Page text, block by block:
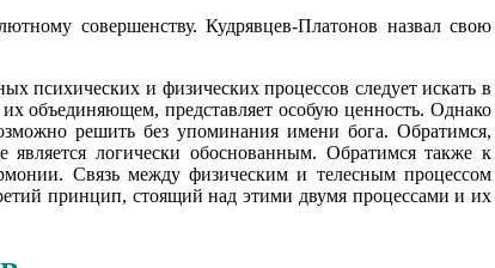
совершенству. Кудрявцев-Платонов назвал свою
психических и физических процессов следует искать в
объединяющем, представляет особую ценность. Однако
решить без упоминания имени бога. Обратимся,
логически обоснованным. Обратимся также к
Связь между физическим и телесным процессом
принцип, стоящий над этими двумя процессами и их